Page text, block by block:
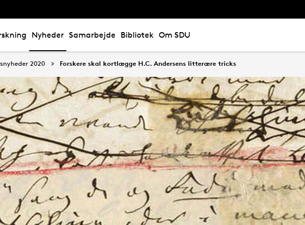
Nyheder Samarbejde Bibliotek Om SDU
2020 Forskere skal kortlægge H.C. Andersens litterære tricks